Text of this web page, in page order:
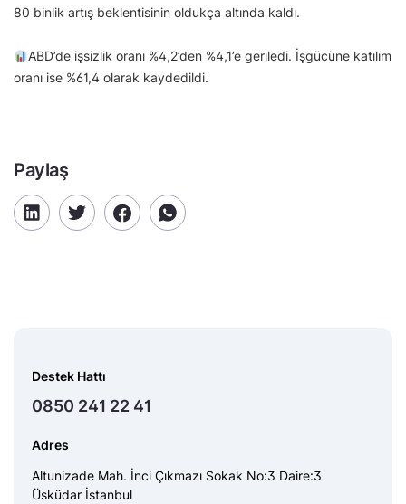
80 binlik artış beklentisinin oldukça altında kaldı.
ABD’de işsizlik oranı %4,2’den %4,1’e geriledi. İşgücüne katılım
oranı ise %61,4 olarak kaydedildi.
Paylaş
Destek Hattı
0850 241 22 41
Adres
Altunizade Mah. İnci Çıkmazı Sokak No:3 Daire:3
Üsküdar İstanbul